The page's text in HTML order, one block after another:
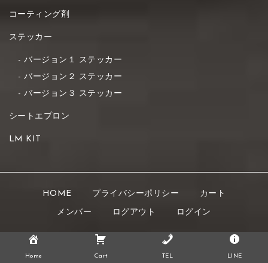
コーティング剤
ステッカー
バージョン１ ステッカー
バージョン２ ステッカー
バージョン３ ステッカー
シートエプロン
LM KIT
HOME プライバシーポリシー カート
メンバー ログアウト ログイン
Copyright © 2021 K's STYLE All rights reserved.
Home Cart TEL LINE